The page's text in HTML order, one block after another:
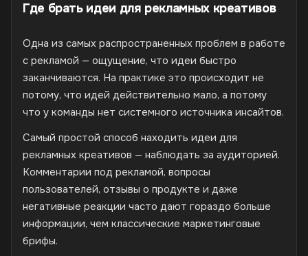
Где брать идеи для рекламных креативов
Одна из самых распространенных проблем в работе
с рекламой — ощущение, что идеи быстро
заканчиваются. На практике это происходит не
потому, что идей действительно мало, а потому
что у команды нет системного источника инсайтов.
Самый простой способ находить идеи для
рекламных креативов — наблюдать за аудиторией.
Комментарии под рекламой, вопросы
пользователей, отзывы о продукте и даже
негативные реакции часто дают гораздо больше
информации, чем классические маркетинговые
брифы.